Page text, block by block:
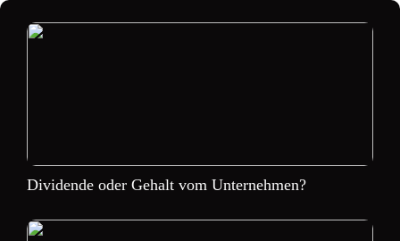
Dividende oder Gehalt vom Unternehmen?